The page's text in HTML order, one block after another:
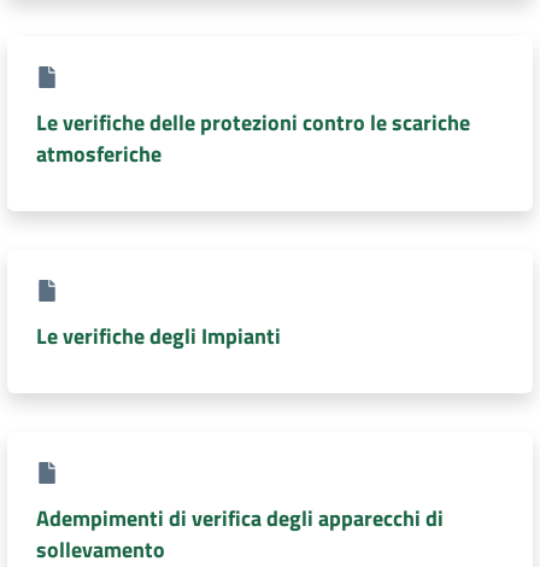
Le verifiche delle protezioni contro le scariche
atmosferiche
Le verifiche degli Impianti
Adempimenti di verifica degli apparecchi di
sollevamento